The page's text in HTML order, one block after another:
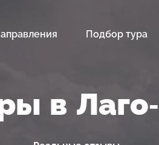
Подбор тура
в